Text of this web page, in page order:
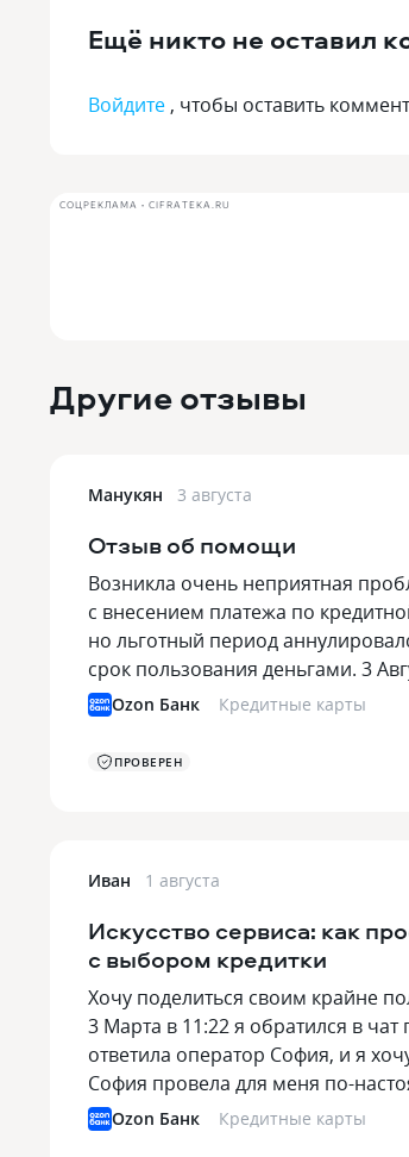
Ещё никто не оставил
Войдите , чтобы оставить
СОЦРЕКЛАМА • CIFRATEKA.RU
Другие отзывы
Манукян 3 августа
Отзыв об помощи
Возникла очень неприятная
с внесением платежа по
но льготный период
срок пользования деньгами. 3
Ozon Банк Кредитные карты
ПРОВЕРЕН
Иван 1 августа
Искусство сервиса: как
с выбором кредитки
Хочу поделиться своим крайне
3 Марта в 11:22 я обратился в
ответила оператор София, и я
София провела для меня по-
Ozon Банк Кредитные карты